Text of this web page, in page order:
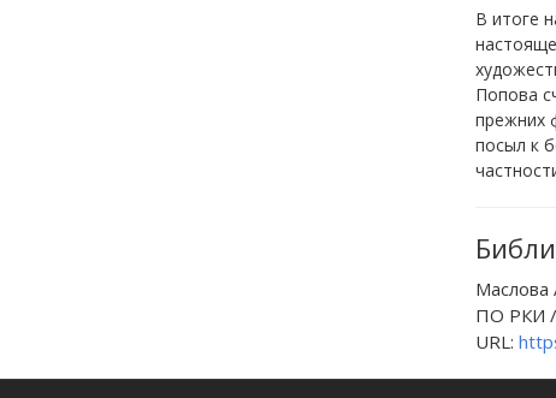
В итоге
Попова
прежних
посыл к
ПО РКИ
URL: